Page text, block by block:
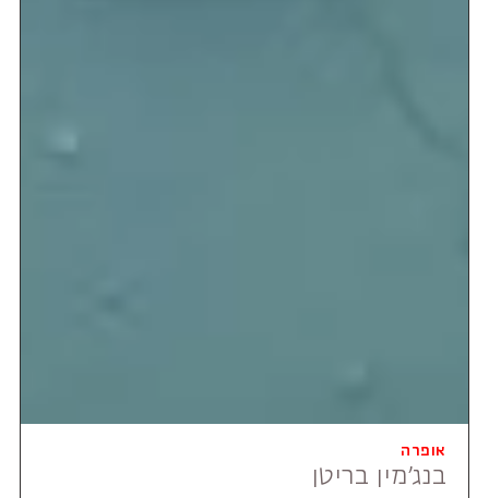
אופרה
בנג'מין בריטן